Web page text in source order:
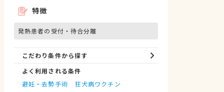
特徴
発熱患者の受付・待合分離
こだわり条件から探す
よく利用される条件
避妊・去勢手術
狂犬病ワクチン